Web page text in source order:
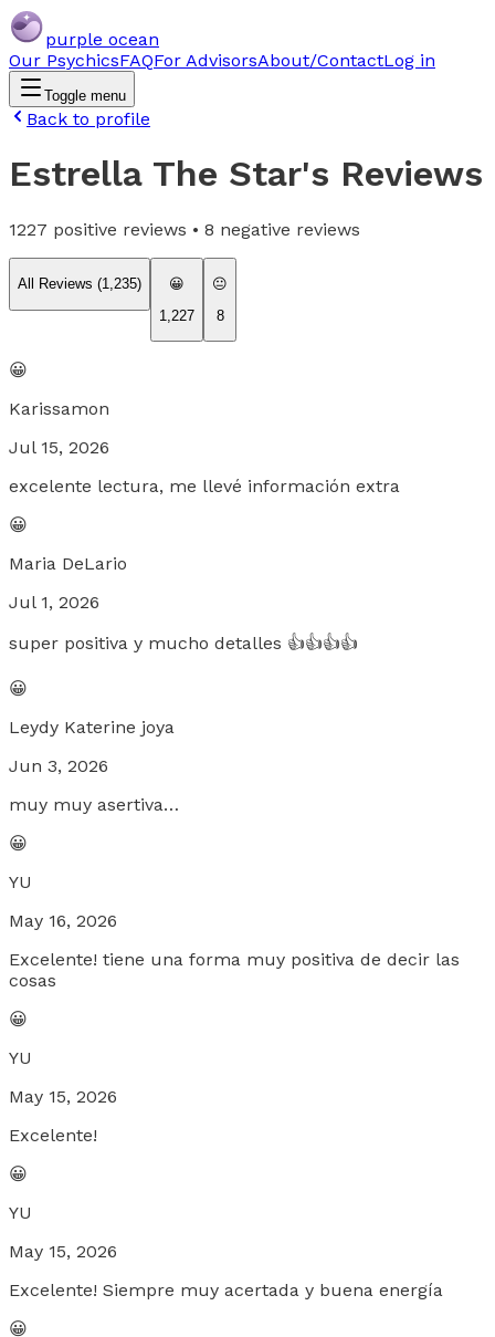
purple ocean
Our PsychicsFAQFor AdvisorsAbout/ContactLog in
Toggle menu
Back to profile
Estrella The Star's Reviews
1227 positive reviews • 8 negative reviews
All Reviews (1,235)
😀
1,227
😐
8
😀
Karissamon
Jul 15, 2026
excelente lectura, me llevé información extra
😀
Maria DeLario
Jul 1, 2026
super positiva y mucho detalles 👍👍👍👍
😀
Leydy Katerine joya
Jun 3, 2026
muy muy asertiva…
😀
YU
May 16, 2026
Excelente! tiene una forma muy positiva de decir las
cosas
😀
YU
May 15, 2026
Excelente!
😀
YU
May 15, 2026
Excelente! Siempre muy acertada y buena energía
😀